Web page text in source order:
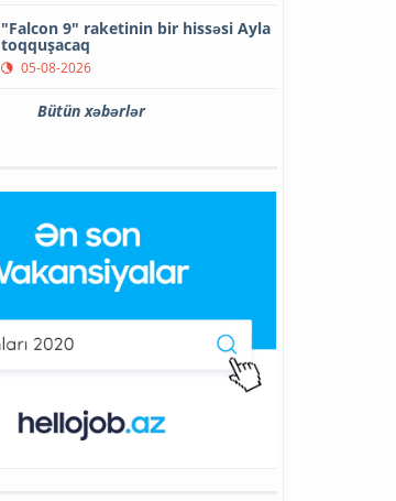
"Falcon 9" raketinin bir hissəsi Ayla
toqquşacaq
05-08-2026
Bütün xəbərlər